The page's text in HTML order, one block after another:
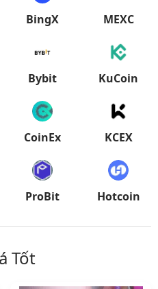
BingX MEXC
Bybit KuCoin
CoinEx KCEX
ProBit Hotcoin
Tốt